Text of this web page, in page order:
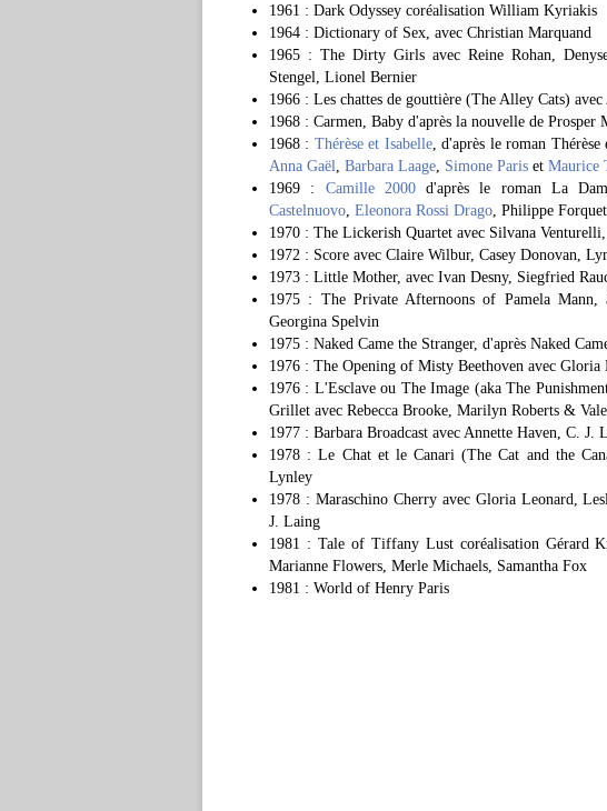
1961 : Dark Odyssey coréalisation William Kyriakis
1964 : Dictionary of Sex, avec Christian Marquand
1965 : The Dirty Girls avec Reine Rohan,
Stengel, Lionel Bernier
1966 : Les chattes de gouttière (The Alley Cats)
1968 : Carmen, Baby d'après la nouvelle de Prosper
1968 : Thérèse et Isabelle, d'après le roman
Anna Gaël, Barbara Laage, Simone Paris et Maurice
1969 : Camille 2000d'après le roman La
Castelnuovo, Eleonora Rossi Drago, Philippe Forquet
1970 : The Lickerish Quartet avec Silvana
1972 : Score avec Claire Wilbur, Casey Donovan,
1973 : Little Mother, avec Ivan Desny, Siegfried
1975 : The Private Afternoons of Pamela
Georgina Spelvin
1975 : Naked Came the Stranger, d'après Naked
1976 : The Opening of Misty Beethoven avec Gloria
1976 : L'Esclave ou The Image (aka The
Grillet avec Rebecca Brooke, Marilyn Roberts &
1977 : Barbara Broadcast avec Annette Haven, C.
1978 : Le Chat et le Canari (The Cat and the
Lynley
1978 : Maraschino Cherry avec Gloria Leonard,
J. Laing
1981 : Tale of Tiffany Lust coréalisation Gérard
Marianne Flowers, Merle Michaels, Samantha Fox
1981 : World of Henry Paris